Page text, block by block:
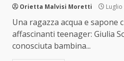
Orietta Malvisi Moretti Luglio
Una ragazza acqua e sapone
affascinanti teenager: Giulia
conosciuta bambina...